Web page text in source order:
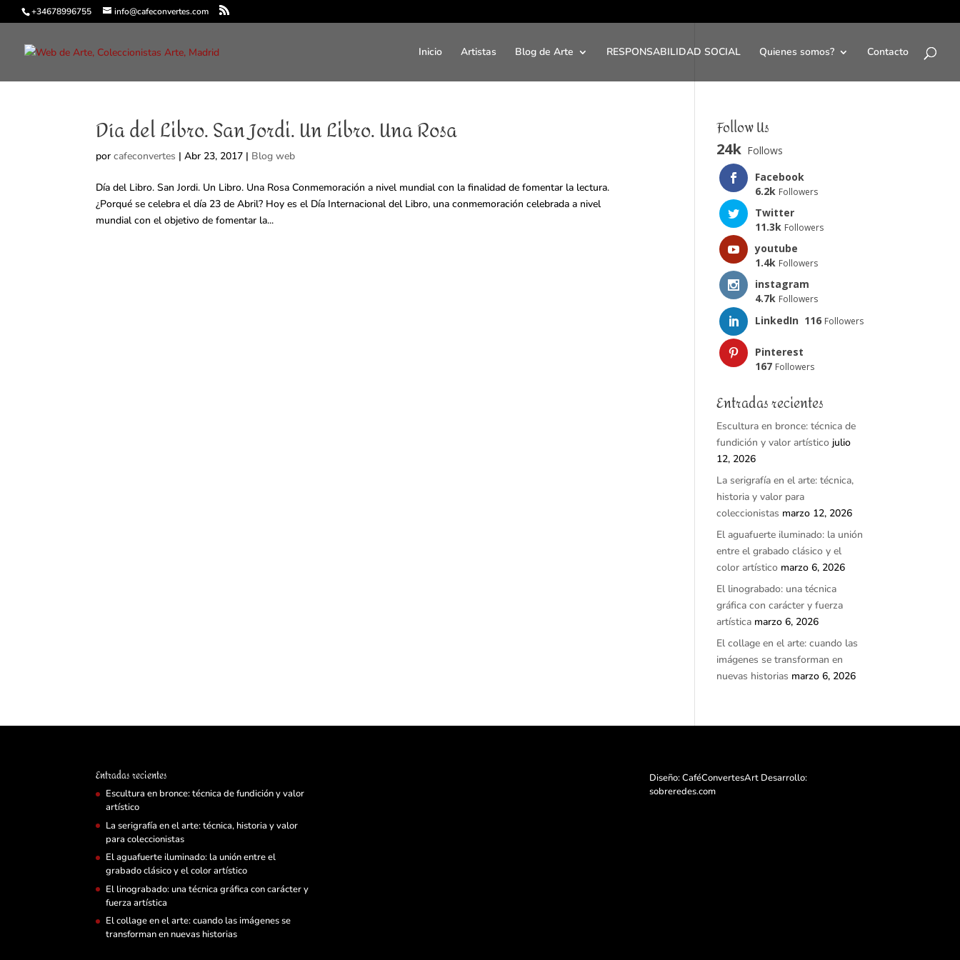
+34678996755 info@cafeconvertes.com
Inicio Artistas Blog de Arte RESPONSABILIDAD SOCIAL Quienes somos? Contacto
Día del Libro. San Jordi. Un Libro. Una Rosa
porcafeconvertes |Abr 23, 2017 | Blog web
Día del Libro. San Jordi. Un Libro. Una Rosa Conmemoración a nivel mundial con la finalidad de fomentar la lectura.
¿Porqué se celebra el día 23 de Abril? Hoy es el Día Internacional del Libro, una conmemoración celebrada a nivel
mundial con el objetivo de fomentar la...
Follow Us
24k Follows
Facebook
6.2k Followers
Twitter
11.3k Followers
youtube
1.4k Followers
instagram
4.7k Followers
LinkedIn 116 Followers
Pinterest
167 Followers
Entradas recientes
Escultura en bronce: técnica de
fundición y valor artístico julio
12, 2026
La serigrafía en el arte: técnica,
historia y valor para
coleccionistas marzo 12, 2026
El aguafuerte iluminado: la unión
entre el grabado clásico y el
color artístico marzo 6, 2026
El linograbado: una técnica
gráfica con carácter y fuerza
artística marzo 6, 2026
El collage en el arte: cuando las
imágenes se transforman en
nuevas historias marzo 6, 2026
Entradas recientes
Escultura en bronce: técnica de fundición y valor
artístico
La serigrafía en el arte: técnica, historia y valor
para coleccionistas
El aguafuerte iluminado: la unión entre el
grabado clásico y el color artístico
El linograbado: una técnica gráfica con carácter y
fuerza artística
El collage en el arte: cuando las imágenes se
transforman en nuevas historias
Diseño: CaféConvertesArt Desarrollo:
sobreredes.com